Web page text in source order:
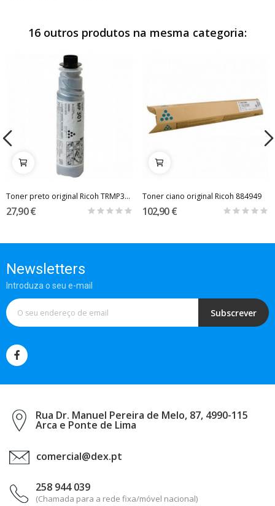
16 outros produtos na mesma categoria:
Toner preto original Ricoh TRMP301
27,90 €
Toner ciano original Ricoh 884949
102,90 €
Newsletters
Introduza o seu e-mail
Subscrever
Rua Dr. Manuel Pereira de Melo, 87, 4990-115
Arca e Ponte de Lima
comercial@dex.pt
258 944 039
(Chamada para a rede fixa/móvel nacional)